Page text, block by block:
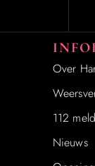
Over
112
Nieuws